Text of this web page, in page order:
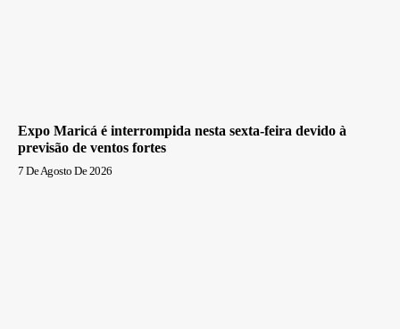
Expo Maricá é interrompida nesta sexta-feira devido à
previsão de ventos fortes
7 De Agosto De 2026